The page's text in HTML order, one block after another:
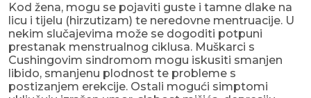
Kod žena, mogu se pojaviti guste i tamne dlake na
licu i tijelu (hirzutizam) te neredovne mentruacije. U
nekim slučajevima može se dogoditi potpuni
prestanak menstrualnog ciklusa. Muškarci s
Cushingovim sindromom mogu iskusiti smanjen
libido, smanjenu plodnost te probleme s
postizanjem erekcije. Ostali mogući simptomi